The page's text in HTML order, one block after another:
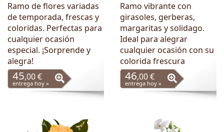
Ramo de flores variadas
de temporada, frescas y
coloridas. Perfectas para
cualquier ocasión
especial. ¡Sorprende y
alegra!
45,00 €
entrega hoy »
Ramo vibrante con
girasoles, gerberas,
margaritas y solidago.
Ideal para alegrar
cualquier ocasión con su
colorida frescura
46,00 €
entrega hoy »